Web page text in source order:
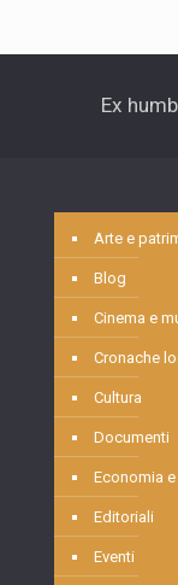
Ex
Arte e
Blog
Cinema e
Cronache
Cultura
Documenti
Economia
Editoriali
Eventi